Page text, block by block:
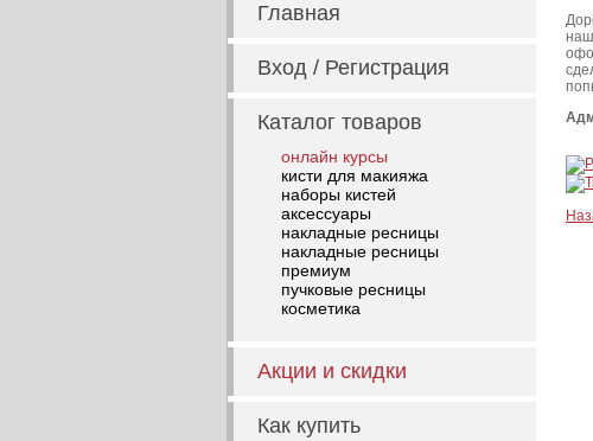
Главная
Вход / Регистрация
Каталог товаров
онлайн курсы
кисти для макияжа
наборы кистей
аксессуары
накладные ресницы
накладные ресницы
премиум
пучковые ресницы
косметика
Акции и скидки
Как купить